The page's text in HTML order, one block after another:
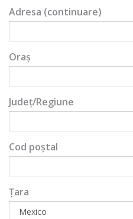
Adresa (continuare)
Oraș
Județ/Regiune
Cod poștal
Țara